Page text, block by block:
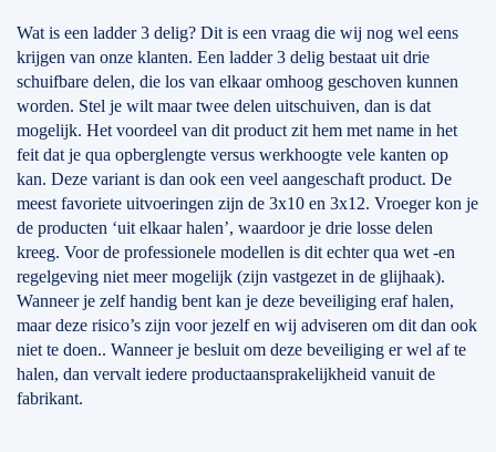
Wat is een ladder 3 delig? Dit is een vraag die wij nog wel eens
krijgen van onze klanten. Een ladder 3 delig bestaat uit drie
schuifbare delen, die los van elkaar omhoog geschoven kunnen
worden. Stel je wilt maar twee delen uitschuiven, dan is dat
mogelijk. Het voordeel van dit product zit hem met name in het
feit dat je qua opberglengte versus werkhoogte vele kanten op
kan. Deze variant is dan ook een veel aangeschaft product. De
meest favoriete uitvoeringen zijn de 3x10 en 3x12. Vroeger kon je
de producten ‘uit elkaar halen’, waardoor je drie losse delen
kreeg. Voor de professionele modellen is dit echter qua wet -en
regelgeving niet meer mogelijk (zijn vastgezet in de glijhaak).
Wanneer je zelf handig bent kan je deze beveiliging eraf halen,
maar deze risico’s zijn voor jezelf en wij adviseren om dit dan ook
niet te doen.. Wanneer je besluit om deze beveiliging er wel af te
halen, dan vervalt iedere productaansprakelijkheid vanuit de
fabrikant.